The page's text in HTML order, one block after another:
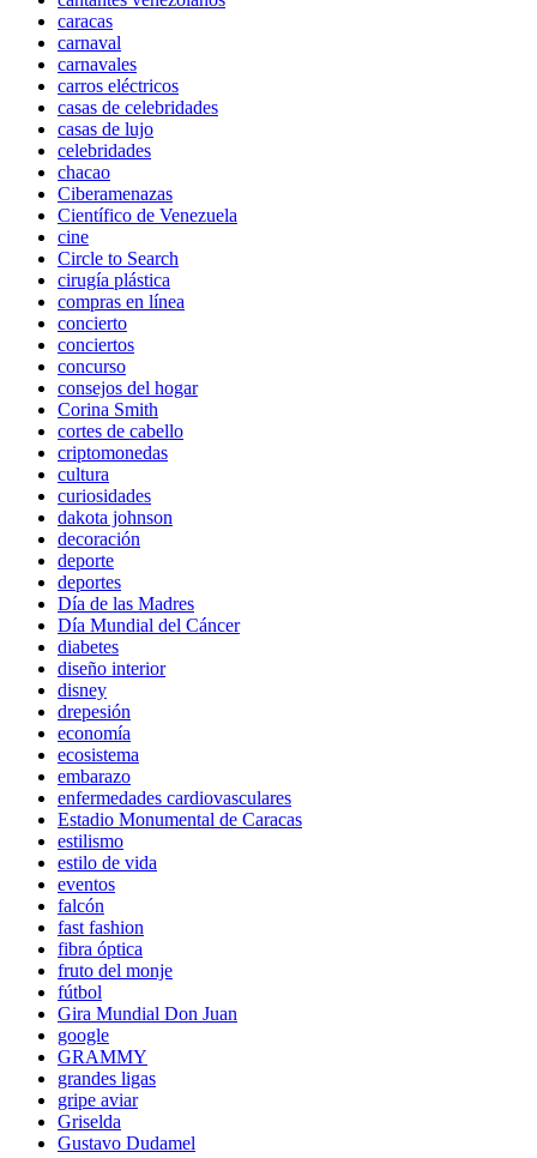
caracas
carnaval
carnavales
carros eléctricos
casas de celebridades
casas de lujo
celebridades
chacao
Ciberamenazas
Científico de Venezuela
cine
Circle to Search
cirugía plástica
compras en línea
concierto
conciertos
concurso
consejos del hogar
Corina Smith
cortes de cabello
criptomonedas
cultura
curiosidades
dakota johnson
decoración
deporte
deportes
Día de las Madres
Día Mundial del Cáncer
diabetes
diseño interior
disney
drepesión
economía
ecosistema
embarazo
enfermedades cardiovasculares
Estadio Monumental de Caracas
estilismo
estilo de vida
eventos
falcón
fast fashion
fibra óptica
fruto del monje
fútbol
Gira Mundial Don Juan
google
GRAMMY
grandes ligas
gripe aviar
Griselda
Gustavo Dudamel